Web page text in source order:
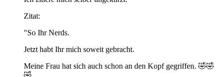
Zitat:
"So Ihr Nerds.
Jetzt habt Ihr mich soweit gebracht.
Meine Frau hat sich auch schon an den Kopf gegriffen. 🤣🤣
🤣